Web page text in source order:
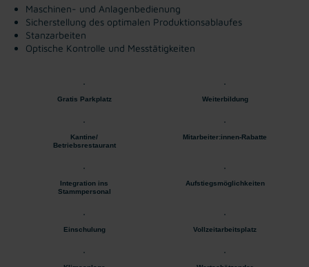
Maschinen- und Anlagenbedienung
Sicherstellung des optimalen Produktionsablaufes
Stanzarbeiten
Optische Kontrolle und Messtätigkeiten
Gratis Parkplatz Weiterbildung
Kantine/
Betriebsrestaurant
Mitarbeiter:innen-Rabatte
Integration ins
Stammpersonal
Aufstiegsmöglichkeiten
Einschulung Vollzeitarbeitsplatz